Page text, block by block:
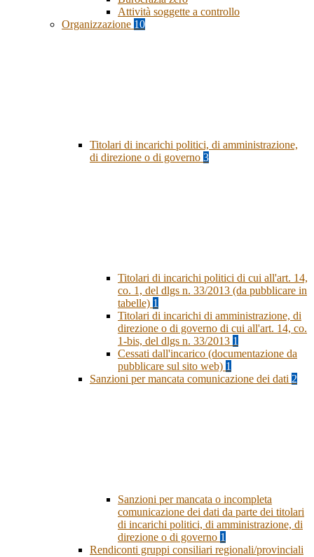
Attività soggette a controllo
Organizzazione 10
Titolari di incarichi politici, di amministrazione,
di direzione o di governo 3
Titolari di incarichi politici di cui all'art. 14,
co. 1, del dlgs n. 33/2013 (da pubblicare in
tabelle) 1
Titolari di incarichi di amministrazione, di
direzione o di governo di cui all'art. 14, co.
1-bis, del dlgs n. 33/2013 1
Cessati dall'incarico (documentazione da
pubblicare sul sito web) 1
Sanzioni per mancata comunicazione dei dati 2
Sanzioni per mancata o incompleta
comunicazione dei dati da parte dei titolari
di incarichi politici, di amministrazione, di
direzione o di governo 1
Rendiconti gruppi consiliari regionali/provinciali